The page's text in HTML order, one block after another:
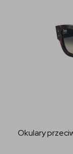
Okulary